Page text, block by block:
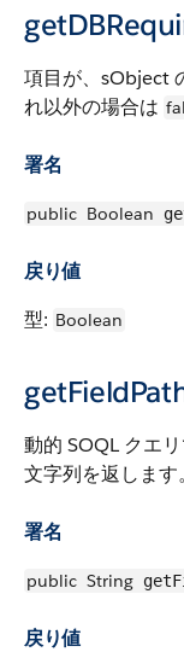
項目が、sObject
れ以外の場合は
署名
public Boolean
戻り値
型: Boolean
動的 SOQL クエ
文字列を返します。
署名
public String
戻り値